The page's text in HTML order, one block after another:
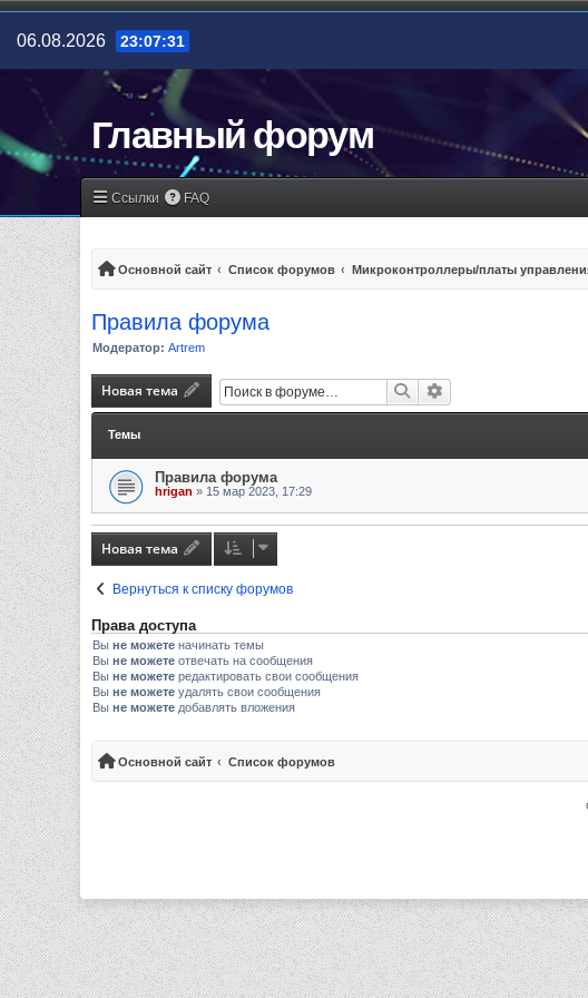
06.08.2026 23:07:31
Главный форум
Ссылки FAQ
Основной сайт Список форумов Микроконтроллеры/платы
Правила форума
Модератор: Artrem
Новая тема Поиск
Темы
Правила форума
hrigan » 15 мар 2023, 17:29
Новая тема
Вернуться к списку форумов
Права доступа
Вы не можете начинать темы
Вы не можете отвечать на сообщения
Вы не можете редактировать свои сообщения
Вы не можете удалять свои сообщения
Вы не можете добавлять вложения
Основной сайт Список форумов